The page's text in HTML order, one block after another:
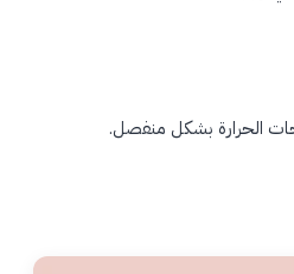
الحرارة بشكل منفصل.